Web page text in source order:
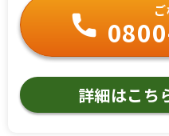
詳細はこち